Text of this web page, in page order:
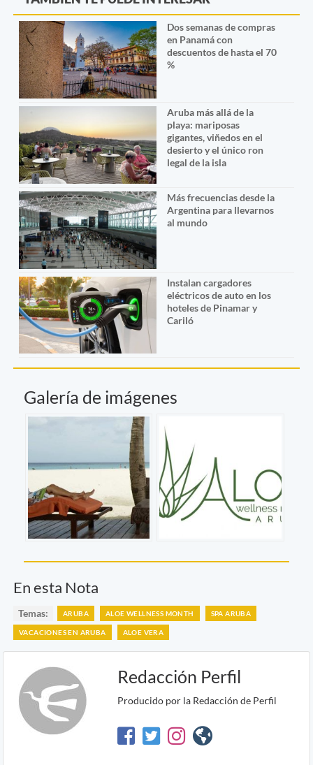
Dos semanas de compras
en Panamá con
descuentos de hasta el 70
%
Aruba más allá de la
playa: mariposas
gigantes, viñedos en el
desierto y el único ron
legal de la isla
Más frecuencias desde la
Argentina para llevarnos
al mundo
Instalan cargadores
eléctricos de auto en los
hoteles de Pinamar y
Cariló
Galería de imágenes
En esta Nota
Temas: ARUBA ALOE WELLNESS MONTH SPA ARUBA
VACACIONES EN ARUBA ALOE VERA
Redacción Perfil
Producido por la Redacción de Perfil